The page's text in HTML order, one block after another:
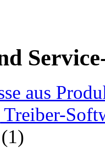
aus
(1)